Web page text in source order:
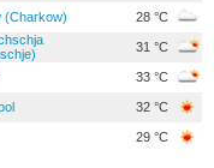
(Charkow) 28 °C
31 °C
33 °C
32 °C
29 °C